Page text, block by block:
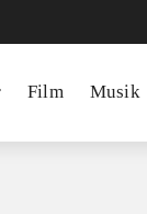
Film Musik